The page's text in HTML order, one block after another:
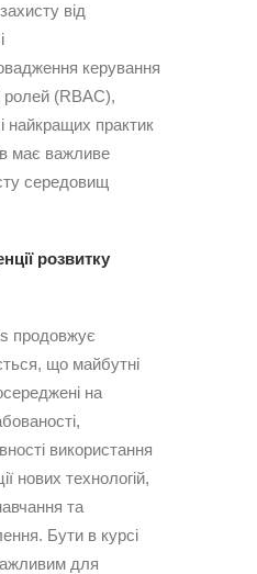
від
керування
ролей (RBAC),
найкращих практик
має важливе
середовищ
розвитку
продовжує
що майбутні
на
використання
нових технологій,
та
Бути в курсі
для